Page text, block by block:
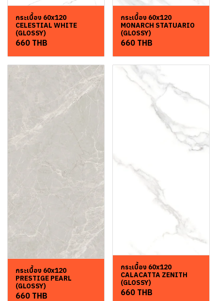
กระเบื้อง 60x120
CELESTIAL WHITE
(GLOSSY)
660 THB
กระเบื้อง 60x120
MONARCH STATUARIO
(GLOSSY)
660 THB
กระเบื้อง 60x120
PRESTIGE PEARL
(GLOSSY)
660 THB
กระเบื้อง 60x120
CALACATTA ZENITH
(GLOSSY)
660 THB